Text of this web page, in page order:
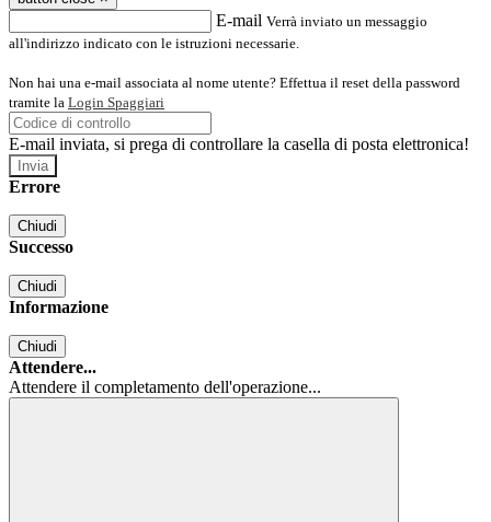
E-mail Verrà inviato un messaggio
all'indirizzo indicato con le istruzioni necessarie.
Non hai una e-mail associata al nome utente? Effettua il reset della password
tramite la Login Spaggiari
E-mail inviata, si prega di controllare la casella di posta elettronica!
Errore
Chiudi
Successo
Chiudi
Informazione
Chiudi
Attendere...
Attendere il completamento dell'operazione...